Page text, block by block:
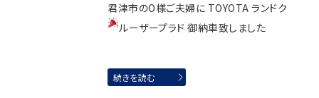
君津市のO様ご夫婦に TOYOTA ランドク
ルーザープラド 御納車致しました
続きを読む